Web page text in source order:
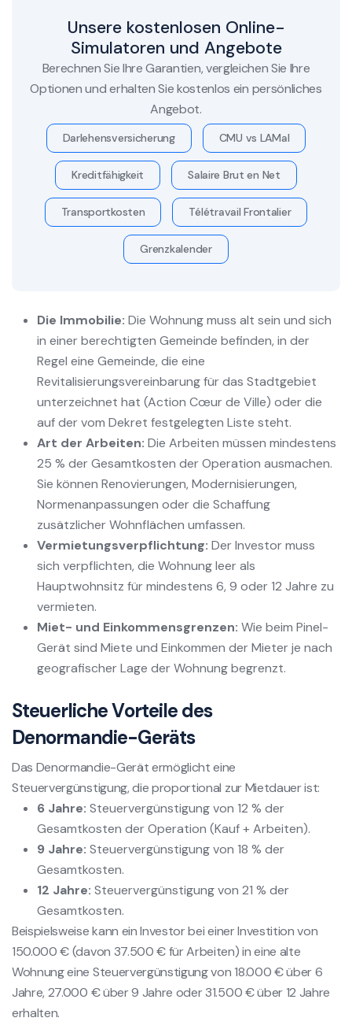
Unsere kostenlosen Online-
Simulatoren und Angebote
Berechnen Sie Ihre Garantien, vergleichen Sie Ihre
Optionen und erhalten Sie kostenlos ein persönliches
Angebot.
Darlehensversicherung CMU vs LAMal
Kreditfähigkeit Salaire Brut en Net
Transportkosten Télétravail Frontalier
Grenzkalender
Die Immobilie: Die Wohnung muss alt sein und sich
in einer berechtigten Gemeinde befinden, in der
Regel eine Gemeinde, die eine
Revitalisierungsvereinbarung für das Stadtgebiet
unterzeichnet hat (Action Cœur de Ville) oder die
auf der vom Dekret festgelegten Liste steht.
Art der Arbeiten: Die Arbeiten müssen mindestens
25 % der Gesamtkosten der Operation ausmachen.
Sie können Renovierungen, Modernisierungen,
Normenanpassungen oder die Schaffung
zusätzlicher Wohnflächen umfassen.
Vermietungsverpflichtung: Der Investor muss
sich verpflichten, die Wohnung leer als
Hauptwohnsitz für mindestens 6, 9 oder 12 Jahre zu
vermieten.
Miet- und Einkommensgrenzen: Wie beim Pinel-
Gerät sind Miete und Einkommen der Mieter je nach
geografischer Lage der Wohnung begrenzt.
Steuerliche Vorteile des
Denormandie-Geräts
Das Denormandie-Gerät ermöglicht eine
Steuervergünstigung, die proportional zur Mietdauer ist:
6 Jahre: Steuervergünstigung von 12 % der
Gesamtkosten der Operation (Kauf + Arbeiten).
9 Jahre: Steuervergünstigung von 18 % der
Gesamtkosten.
12 Jahre: Steuervergünstigung von 21 % der
Gesamtkosten.
Beispielsweise kann ein Investor bei einer Investition von
150.000 € (davon 37.500 € für Arbeiten) in eine alte
Wohnung eine Steuervergünstigung von 18.000 € über 6
Jahre, 27.000 € über 9 Jahre oder 31.500 € über 12 Jahre
erhalten.